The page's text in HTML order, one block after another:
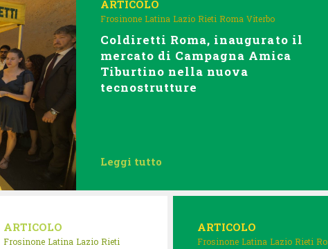
ARTICOLO
Frosinone Latina Lazio Rieti Roma Viterbo
Coldiretti Roma, inaugurato il
mercato di Campagna Amica
Tiburtino nella nuova
tecnostrutture
Leggi tutto
ARTICOLO
Frosinone Latina Lazio Rieti
ARTICOLO
Frosinone Latina Lazio Rieti